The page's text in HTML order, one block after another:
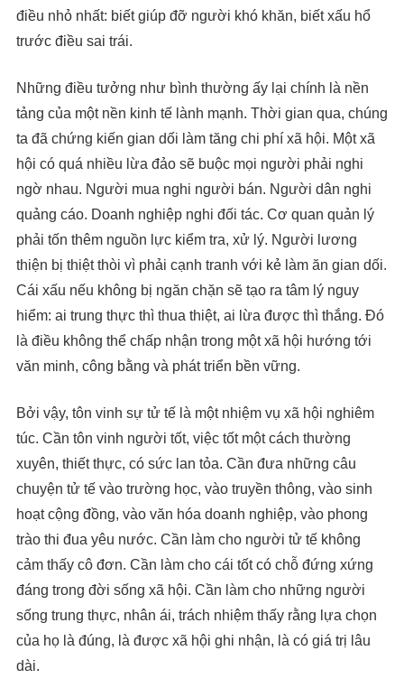
điều nhỏ nhất: biết giúp đỡ người khó khăn, biết xấu hổ
trước điều sai trái.
Những điều tưởng như bình thường ấy lại chính là nền
tảng của một nền kinh tế lành mạnh. Thời gian qua, chúng
ta đã chứng kiến gian dối làm tăng chi phí xã hội. Một xã
hội có quá nhiều lừa đảo sẽ buộc mọi người phải nghi
ngờ nhau. Người mua nghi người bán. Người dân nghi
quảng cáo. Doanh nghiệp nghi đối tác. Cơ quan quản lý
phải tốn thêm nguồn lực kiểm tra, xử lý. Người lương
thiện bị thiệt thòi vì phải cạnh tranh với kẻ làm ăn gian dối.
Cái xấu nếu không bị ngăn chặn sẽ tạo ra tâm lý nguy
hiểm: ai trung thực thì thua thiệt, ai lừa được thì thắng. Đó
là điều không thể chấp nhận trong một xã hội hướng tới
văn minh, công bằng và phát triển bền vững.
Bởi vậy, tôn vinh sự tử tế là một nhiệm vụ xã hội nghiêm
túc. Cần tôn vinh người tốt, việc tốt một cách thường
xuyên, thiết thực, có sức lan tỏa. Cần đưa những câu
chuyện tử tế vào trường học, vào truyền thông, vào sinh
hoạt cộng đồng, vào văn hóa doanh nghiệp, vào phong
trào thi đua yêu nước. Cần làm cho người tử tế không
cảm thấy cô đơn. Cần làm cho cái tốt có chỗ đứng xứng
đáng trong đời sống xã hội. Cần làm cho những người
sống trung thực, nhân ái, trách nhiệm thấy rằng lựa chọn
của họ là đúng, là được xã hội ghi nhận, là có giá trị lâu
dài.